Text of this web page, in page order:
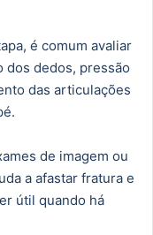
é comum avaliar
dos dedos, pressão
das articulações
de imagem ou
a afastar fratura e
útil quando há